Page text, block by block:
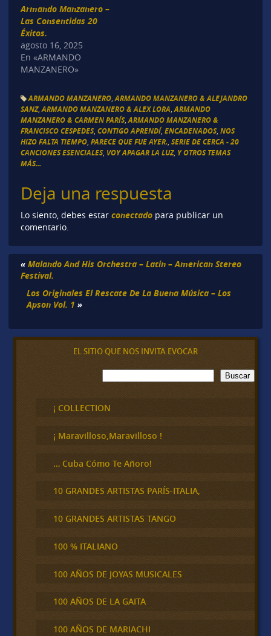
Armando Manzanero –
Las Consentidas 20
Éxitos.
agosto 16, 2025
En «ARMANDO
MANZANERO»
ARMANDO MANZANERO, ARMANDO MANZANERO & ALEJANDRO
SANZ, ARMANDO MANZANERO & ALEX LORA ARMANDO
MANZANERO & CARMEN PARÍS, ARMANDO MANZANERO &
FRANCISCO CESPEDES, CONTIGO APRENDÍ, ENCADENADOS, NOS
HIZO FALTA TIEMPO, PARECE QUE FUE AYER. SERIE DE CERCA - 20
CANCIONES ESENCIALES, VOY APAGAR LA LUZ, Y OTROS TEMAS
MÁS...
Deja una respuesta
Lo siento, debes estar conectadopara publicar un
comentario.
« Malando And His Orchestra – Latin – American Stereo
Festival.
Los Originales El Rescate De La Buena Música – Los
Apson Vol. 1 »
EL SITIO QUE NOS INVITA EVOCAR
B
u
c
a
Buscar
¡ COLLECTION
¡ Maravilloso,Maravilloso !
… Cuba Cómo Te Añoro!
10 GRANDES ARTISTAS PARÍS-ITALIA,
10 GRANDES ARTISTAS TANGO
100 % ITALIANO
100 AÑOS DE JOYAS MUSICALES
100 AÑOS DE LA GAITA
100 AÑOS DE MARIACHI